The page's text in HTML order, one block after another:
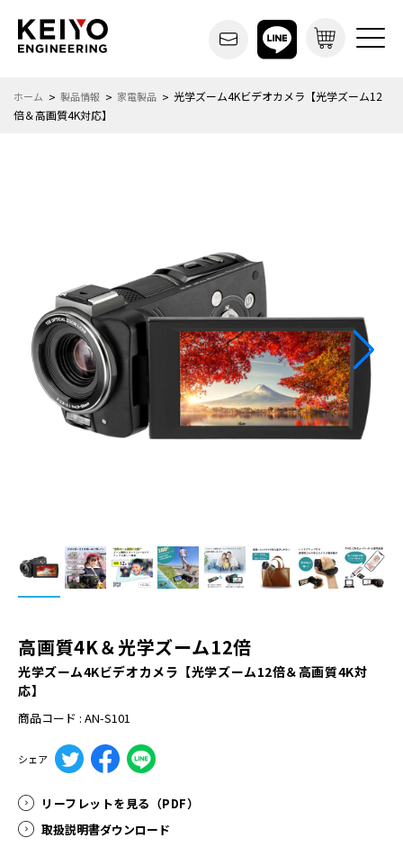
ホーム 製品情報 家電製品
光学ズーム4Kビデオカメラ【光学ズーム12
倍＆高画質4K対応】
高画質4K＆光学ズーム12倍
光学ズーム4Kビデオカメラ【光学ズーム12倍＆高画質4K対
応】
商品コード : AN-S101
シェア
リーフレットを見る（PDF）
取扱説明書ダウンロード